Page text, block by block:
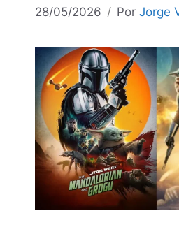
28/05/2026 Por Jorge